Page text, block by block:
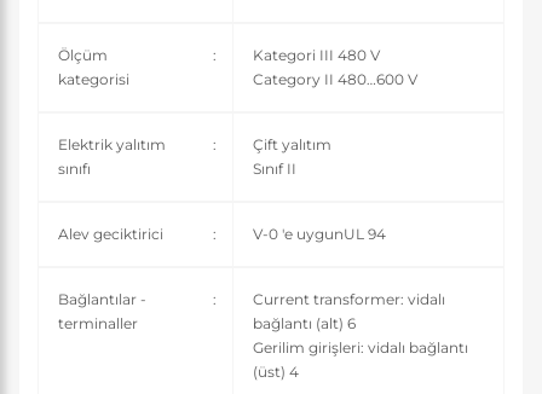
Ölçüm
kategorisi
:
Kategori III 480 V
Category II 480…600 V
Elektrik yalıtım
sınıfı
:
Çift yalıtım
Sınıf II
Alev geciktirici : V-0 'e uygunUL 94
Bağlantılar -
terminaller
:
Current transformer: vidalı
bağlantı (alt) 6
Gerilim girişleri: vidalı bağlantı
(üst) 4